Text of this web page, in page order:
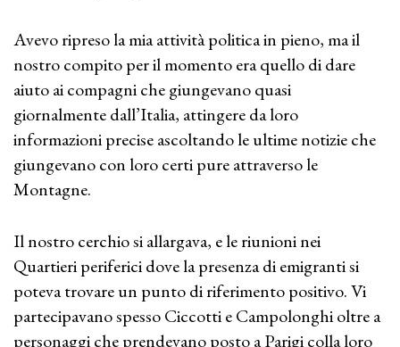
Avevo ripreso la mia attività politica in pieno, ma il
nostro compito per il momento era quello di dare
aiuto ai compagni che giungevano quasi
giornalmente dall’Italia, attingere da loro
informazioni precise ascoltando le ultime notizie che
giungevano con loro certi pure attraverso le
Montagne.
Il nostro cerchio si allargava, e le riunioni nei
Quartieri periferici dove la presenza di emigranti si
poteva trovare un punto di riferimento positivo. Vi
partecipavano spesso Ciccotti e Campolonghi oltre a
personaggi che prendevano posto a Parigi colla loro